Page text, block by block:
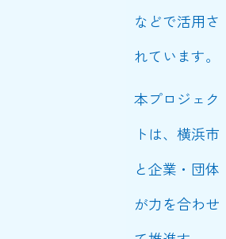
などで活用さ
れています。
本プロジェク
トは、横浜市
と企業・団体
が力を合わせ